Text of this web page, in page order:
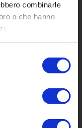
combinarle
o che hanno